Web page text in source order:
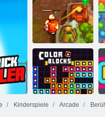
Sandbälle
Verfluchter
Schatz 2
Kinderspiele Arcade